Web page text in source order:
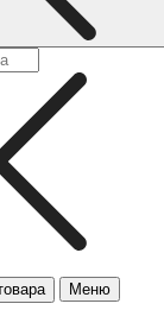
Меню